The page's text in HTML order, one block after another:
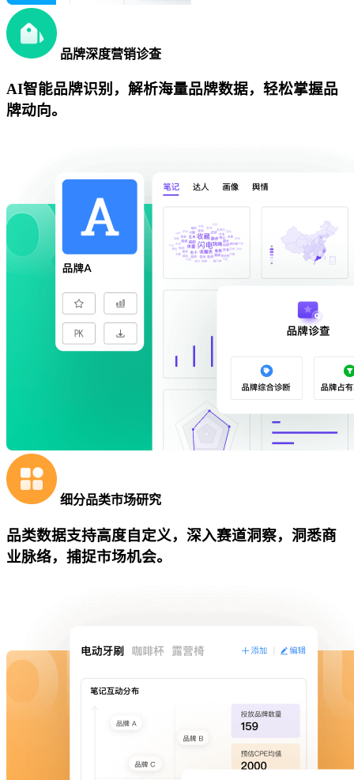
品牌深度营销诊查
AI智能品牌识别，解析海量品牌数据，轻松掌握品
牌动向。
细分品类市场研究
品类数据支持高度自定义，深入赛道洞察，洞悉商
业脉络，捕捉市场机会。